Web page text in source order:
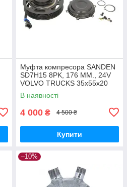
Муфта компресора SANDEN
SD7H15 8PK, 176 MM., 24V
VOLVO TRUCKS 35x55x20
(Шків + магніт + притискна)
В наявності
4 000 ₴ 4 500 ₴
Купити
–10%